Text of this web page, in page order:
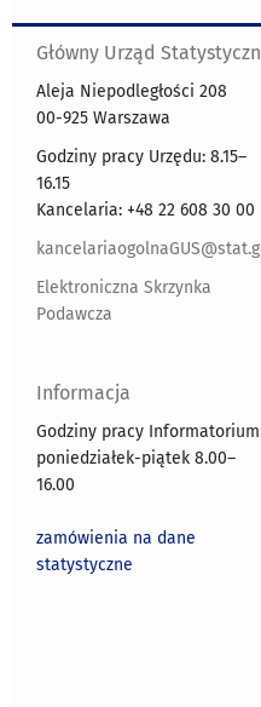
Główny Urząd
Aleja Niepodległości 208
00-925 Warszawa
Godziny pracy Urzędu: 8.15–
16.15
Kancelaria: +48 22 608 30 00
Elektroniczna Skrzynka
Podawcza
Informacja
Godziny pracy
poniedziałek-piątek 8.00–
16.00
zamówienia na dane
statystyczne